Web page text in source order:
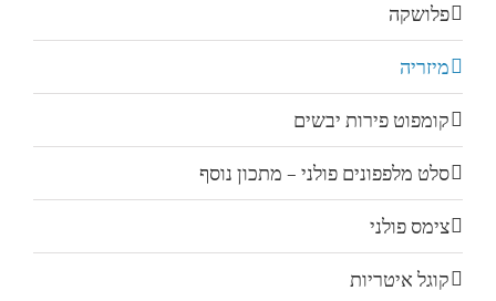
פלושקה
מיזריה
קומפוט פירות יבשים
סלט מלפפונים פולני – מתכון נוסף
צימס פולני
קוגל איטריות